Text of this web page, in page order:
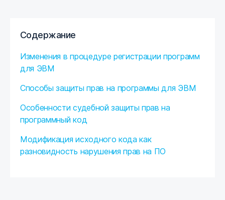
Содержание
Изменения в процедуре регистрации программ
для ЭВМ
Способы защиты прав на программы для ЭВМ
Особенности судебной защиты прав на
программный код
Модификация исходного кода как
разновидность нарушения прав на ПО